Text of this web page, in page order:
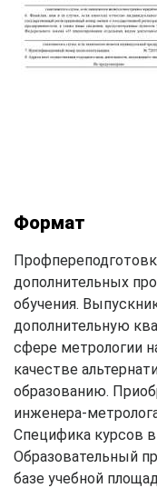
Формат
дополнительных
обучения.
дополнительную
сфере метрологии
качестве
образованию.
инженера-
Специфика курсов
Образовательный
базе учебной